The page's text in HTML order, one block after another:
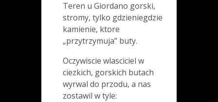
Teren u Giordano gorski,
stromy, tylko gdzieniegdzie
kamienie, ktore
„przytrzymuja” buty.
Oczywiscie wlasciciel w
ciezkich, gorskich butach
wyrwal do przodu, a nas
zostawil w tyle: